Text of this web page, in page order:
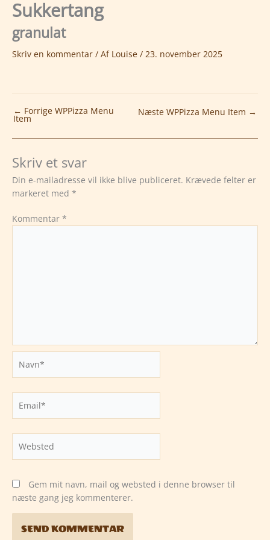
indholdet
Sukkertang
granulat
Skriv en kommentar / Af Louise / 23. november 2025
← Forrige WPPizza Menu
Item
Næste WPPizza Menu Item →
Skriv et svar
Din e-mailadresse vil ikke blive publiceret. Krævede felter er
markeret med *
Kommentar *
Gem mit navn, mail og websted i denne browser til
næste gang jeg kommenterer.